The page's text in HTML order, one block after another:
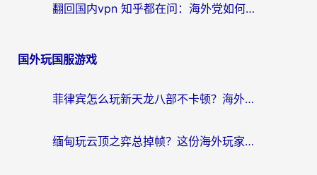
翻回国内vpn 知乎都在问：海外党如何选对加速器，无缝刷剧打游戏？
国外玩国服游戏
菲律宾怎么玩新天龙八部不卡顿？海外党国服游戏加速器终极指南（附欧洲国外玩家实测）
缅甸玩云顶之弈总掉帧？这份海外玩家专属加速器攻略帮你上分